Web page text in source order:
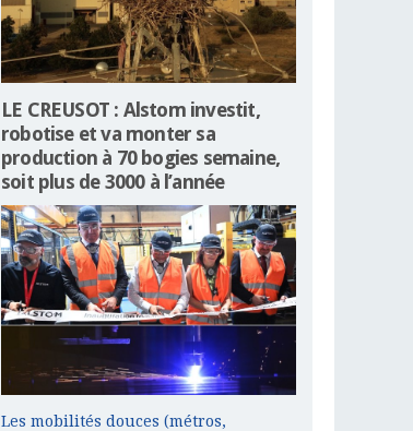
LE CREUSOT : Alstom investit,
robotise et va monter sa
production à 70 bogies semaine,
soit plus de 3000 à l’année
Les mobilités douces (métros,